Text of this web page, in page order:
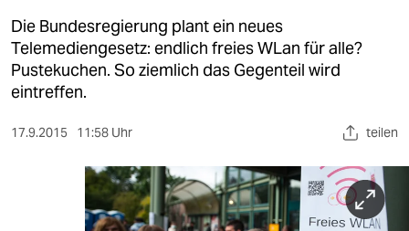
gesellschaft
kultur
sport
berlin
wahrheit
Die Bundesregierung plant ein neues
Telemediengesetz: endlich freies WLan für alle?
Pustekuchen. So ziemlich das Gegenteil wird
eintreffen.
17.9.2015 11:58 Uhr teilen